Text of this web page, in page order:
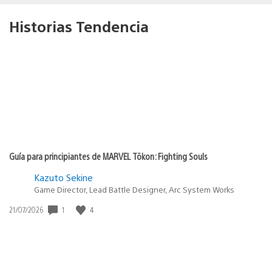
Historias Tendencia
Guía para principiantes de MARVEL Tōkon: Fighting Souls
Kazuto Sekine
Game Director, Lead Battle Designer, Arc System Works
Fecha
21/07/2026 1 4